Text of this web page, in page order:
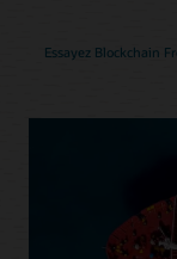
Essayez Blockchain